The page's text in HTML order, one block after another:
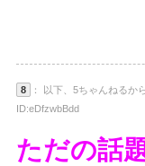
8
： 以下、5ちゃんねるか
ID:eDfzwbBdd
ただの話